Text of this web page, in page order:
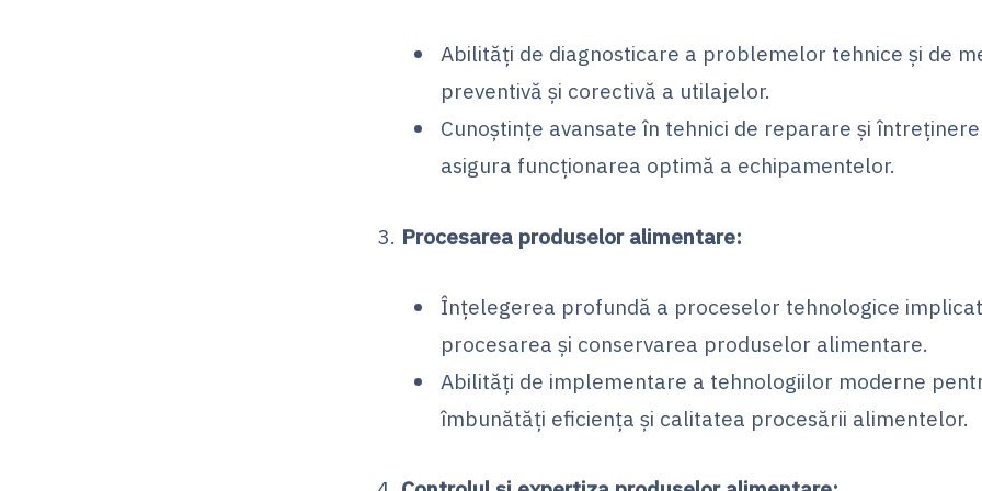
Abilități de diagnosticare a problemelor tehnice și de
preventivă și corectivă a utilajelor.
Cunoștințe avansate în tehnici de reparare și
asigura funcționarea optimă a echipamentelor.
Procesarea produselor alimentare:
Înțelegerea profundă a proceselor tehnologice
procesarea și conservarea produselor alimentare.
Abilități de implementare a tehnologiilor moderne
îmbunătăți eficiența și calitatea procesării alimentelor.